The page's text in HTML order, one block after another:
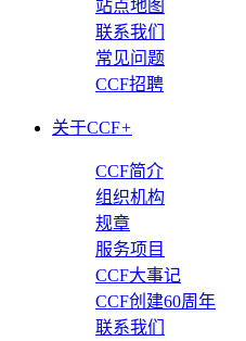
站点地图
联系我们
常见问题
CCF招聘
关于CCF+
CCF简介
组织机构
规章
服务项目
CCF大事记
CCF创建60周年
联系我们